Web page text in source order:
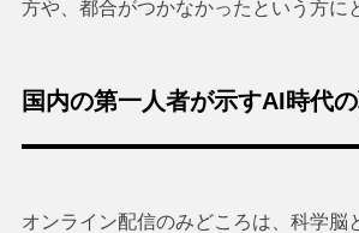
方や、都合がつかなかったという方に
国内の第一人者が示すAI時代
オンライン配信のみどころは、科学脳